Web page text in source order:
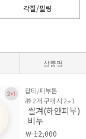
각질/필링
상품명
잡티/피부톤
🎁 2개 구매 시 2+1
쌀겨(하얀피부)
비누
￦ 12,000